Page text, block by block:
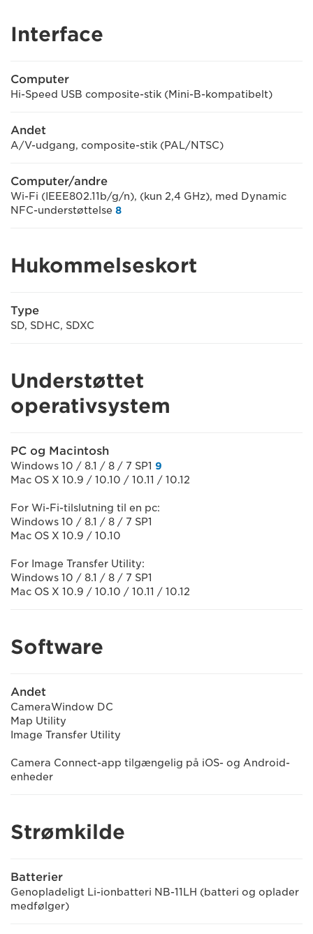
Interface
Computer
Hi-Speed USB composite-stik (Mini-B-kompatibelt)
Andet
A/V-udgang, composite-stik (PAL/NTSC)
Computer/andre
Wi-Fi (IEEE802.11b/g/n), (kun 2,4 GHz), med Dynamic
NFC-understøttelse 8
Hukommelseskort
Type
SD, SDHC, SDXC
Understøttet
operativsystem
PC og Macintosh
Windows 10 / 8.1 / 8 / 7 SP1 9
Mac OS X 10.9 / 10.10 / 10.11 / 10.12
For Wi-Fi-tilslutning til en pc:
Windows 10 / 8.1 / 8 / 7 SP1
Mac OS X 10.9 / 10.10
For Image Transfer Utility:
Windows 10 / 8.1 / 8 / 7 SP1
Mac OS X 10.9 / 10.10 / 10.11 / 10.12
Software
Andet
CameraWindow DC
Map Utility
Image Transfer Utility
Camera Connect-app tilgængelig på iOS- og Android-
enheder
Strømkilde
Batterier
Genopladeligt Li-ionbatteri NB-11LH (batteri og oplader
medfølger)